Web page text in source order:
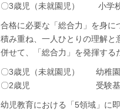
〇3歳児（未就園児） 小学校
合格に必要な「総合力」を身に
積み重ね、一人ひとりの理解と
併せて、「総合力」を発揮する
〇3歳児（未就園児） 幼稚園
〇2歳児 受験基本
幼児教育における「5領域」に